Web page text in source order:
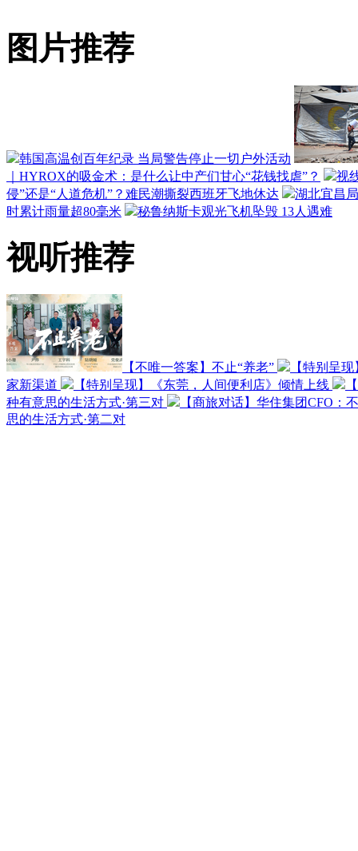
图片推荐
韩国高温创百年纪录 当局警告停止一切户外活动
｜HYROX的吸金术：是什么让中产们甘心“花钱找虐”？
视
侵”还是“人道危机”？难民潮撕裂西班牙飞地休达
湖北宜昌
时累计雨量超80毫米
秘鲁纳斯卡观光飞机坠毁 13人遇难
视听推荐
【不唯一答案】不止“养老”
【特别呈
家新渠道
【特别呈现】《东莞，人间便利店》倾情上线
种有意思的生活方式·第三对
【商旅对话】华住集团CFO
思的生活方式·第二对